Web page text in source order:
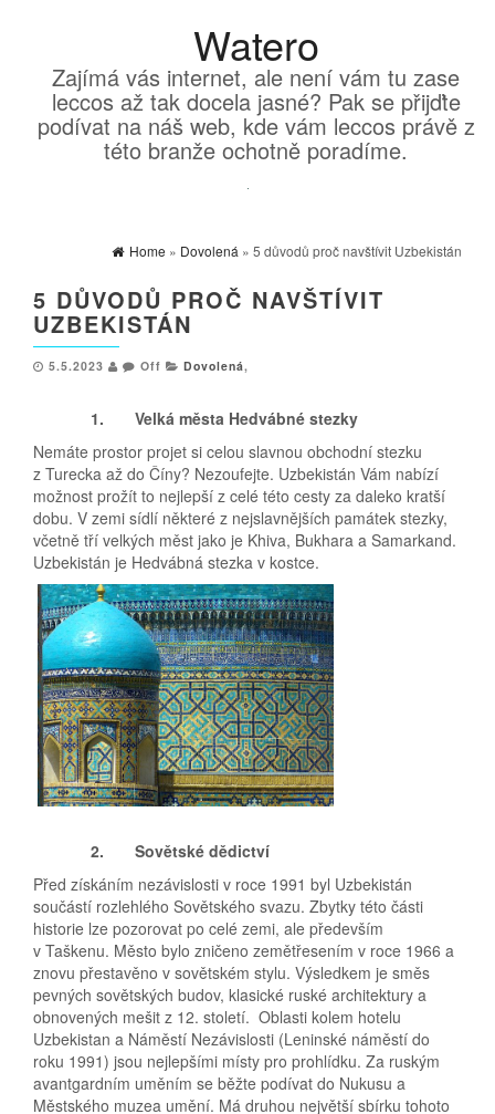
Watero
Zajímá vás internet, ale není vám tu zase
leccos až tak docela jasné? Pak se přijďte
podívat na náš web, kde vám leccos právě z
této branže ochotně poradíme.
Home » Dovolená » 5 důvodů proč navštívit Uzbekistán
5 DŮVODŮ PROČ NAVŠTÍVIT
UZBEKISTÁN
5.5.2023 Off Dovolená,
1.
Velká města Hedvábné stezky
Nemáte prostor projet si celou slavnou obchodní stezku
z Turecka až do Číny? Nezoufejte. Uzbekistán Vám nabízí
možnost prožít to nejlepší z celé této cesty za daleko kratší
dobu. V zemi sídlí některé z nejslavnějších památek stezky,
včetně tří velkých měst jako je Khiva, Bukhara a Samarkand.
Uzbekistán je Hedvábná stezka v kostce.
2.
Sovětské dědictví
Před získáním nezávislosti v roce 1991 byl Uzbekistán
součástí rozlehlého Sovětského svazu. Zbytky této části
historie lze pozorovat po celé zemi, ale především
v Taškenu. Město bylo zničeno zemětřesením v roce 1966 a
znovu přestavěno v sovětském stylu. Výsledkem je směs
pevných sovětských budov, klasické ruské architektury a
obnovených mešit z 12. století. Oblasti kolem hotelu
Uzbekistan a Náměstí Nezávislosti (Leninské náměstí do
roku 1991) jsou nejlepšími místy pro prohlídku. Za ruským
avantgardním uměním se běžte podívat do Nukusu a
Městského muzea umění. Má druhou největší sbírku tohoto